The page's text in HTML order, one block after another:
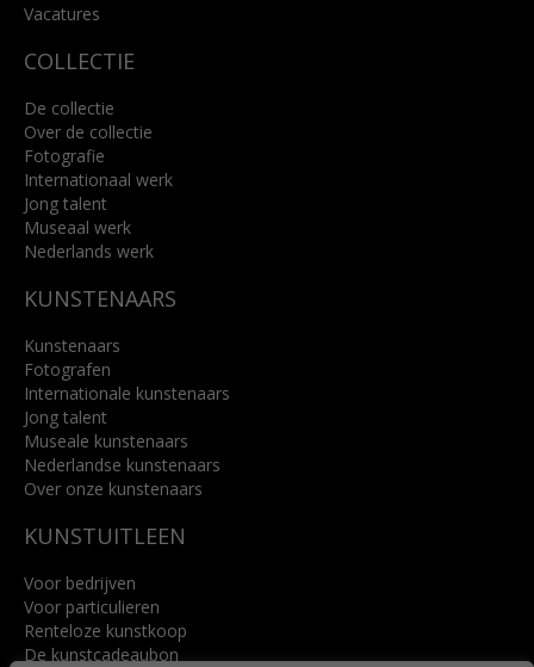
Lees meer
Vacatures
COLLECTIE
De collectie
Over de collectie
Fotografie
Internationaal werk
Jong talent
Museaal werk
Nederlands werk
KUNSTENAARS
Kunstenaars
Fotografen
Internationale kunstenaars
Jong talent
Museale kunstenaars
Nederlandse kunstenaars
Over onze kunstenaars
KUNSTUITLEEN
Voor bedrijven
Voor particulieren
Renteloze kunstkoop
De kunstcadeaubon